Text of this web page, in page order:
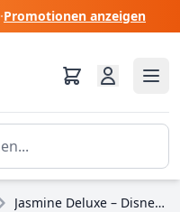
·Promotionen anzeigen
Jasmine Deluxe – Disney Traditions